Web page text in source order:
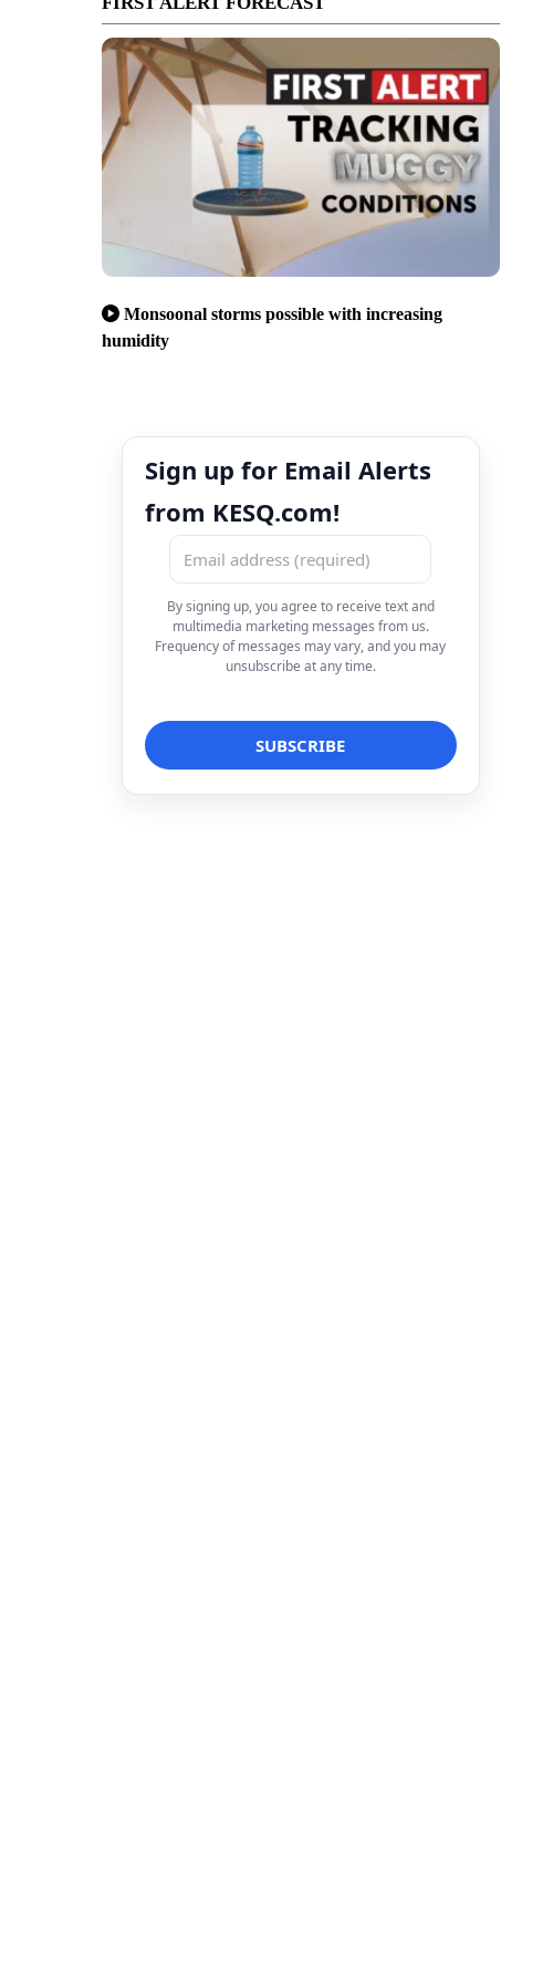
Monsoonal storms possible with increasing
humidity
Sign up for Email Alerts
from KESQ.com!
By signing up, you agree to receive text and
multimedia marketing messages from us.
Frequency of messages may vary, and you may
unsubscribe at any time.